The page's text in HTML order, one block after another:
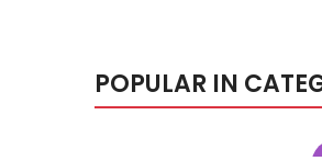
POPULAR IN